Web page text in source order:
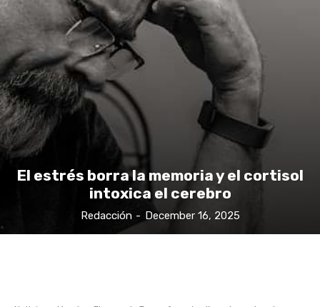
El estrés borra la memoria y el cortisol
intoxica el cerebro
Redacción - December 16, 2025